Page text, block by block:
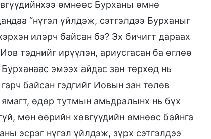
өмнөөс Бурханы өмнө
“нүгэл үйлдэж, сэтгэлдээ Бурханыг
илэрч байсан бэ? Эх бичигт дараах
тэднийг ирүүлэн, ариусгасан ба өглөө
эмээх айдас зан төрхөд нь
байсан гэдгийг Иовын зан төлөв
өдөр тутмын амьдралынх нь бүх
мөн өөрийн хөвгүүдийн өмнөөс байнга
эсрэг нүгэл үйлдэж, зүрх сэтгэлдээ